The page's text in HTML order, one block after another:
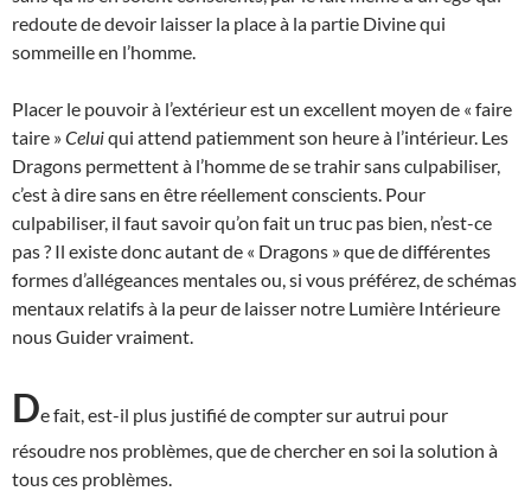
redoute de devoir laisser la place à la partie Divine qui
sommeille en l’homme.
Placer le pouvoir à l’extérieur est un excellent moyen de « faire
taire »Celuiqui attend patiemment son heure à l’intérieur. Les
Dragons permettent à l’homme de se trahir sans culpabiliser,
c’est à dire sans en être réellement conscients. Pour
culpabiliser, il faut savoir qu’on fait un truc pas bien, n’est-ce
pas ? Il existe donc autant de « Dragons » que de différentes
formes d’allégeances mentales ou, si vous préférez, de schémas
mentaux relatifs à la peur de laisser notre Lumière Intérieure
nous Guider vraiment.
De fait, est-il plus justifié de compter sur autrui pour
résoudre nos problèmes, que de chercher en soi la solution à
tous ces problèmes.